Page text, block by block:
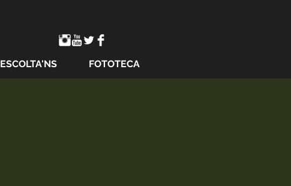
ESCOLTA'NS FOTOTECA